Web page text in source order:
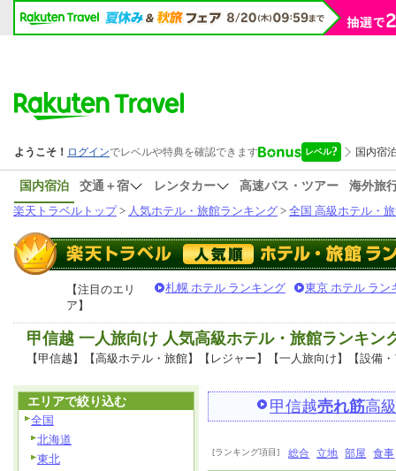
国内宿泊 交通＋宿 レンタカー 高速バス・ツアー
海外旅
楽天トラベルトップ> 人気ホテル・旅館ランキング > 全国 高級ホテル・
【注目のエリ
ア】
札幌 ホテル ランキング 東京 ホテル ラン
甲信越 一人旅向け 人気高級ホテル・旅館ランキン
【甲信越】【高級ホテル・旅館】【レジャー】【一人旅向け】【設備
甲信越売れ筋高
[ランキング項目] 総合 立地 部屋 食事
エリアで絞り込む
全国
北海道
東北